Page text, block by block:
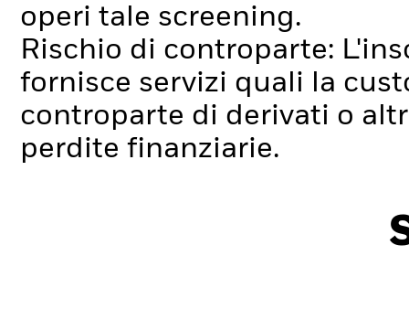
operi tale screening.
Rischio di controparte:
fornisce servizi quali la
controparte di derivati o
perdite finanziarie.